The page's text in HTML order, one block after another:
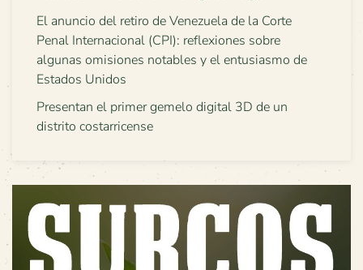
El anuncio del retiro de Venezuela de la Corte
Penal Internacional (CPI): reflexiones sobre
algunas omisiones notables y el entusiasmo de
Estados Unidos
Presentan el primer gemelo digital 3D de un
distrito costarricense